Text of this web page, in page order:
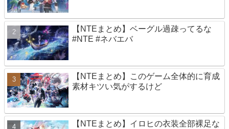
【NTEまとめ】ベーグル過疎ってるな
#NTE #ネバエバ
【NTEまとめ】このゲーム全体的に育成
素材キツい気がするけど
【NTEまとめ】イロヒの衣装全部裸足な